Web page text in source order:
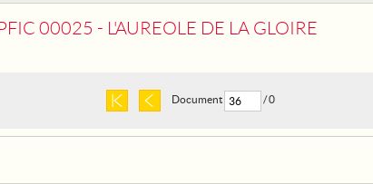
00025 - L'AUREOLE DE LA GLOIRE
Document / 0